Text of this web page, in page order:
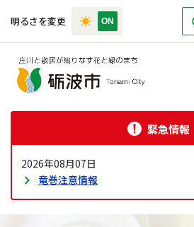
明るさを変更
緊急情報
2026年08月07日
竜巻注意情報